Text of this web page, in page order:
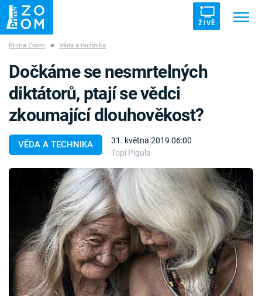
ŽIVĚ
ZÁHADY VETŘELCI DÁVNOVĚKU
Témata
Témata
Pořady
TV Program
Časopis
Prima Zoom ■ Věda a technika
VĚDA A TECHNIKA
31. května 2019 06:00
Topi Pigula
Dočkáme se nesmrtelných
diktátorů, ptají se vědci
zkoumající dlouhověkost?